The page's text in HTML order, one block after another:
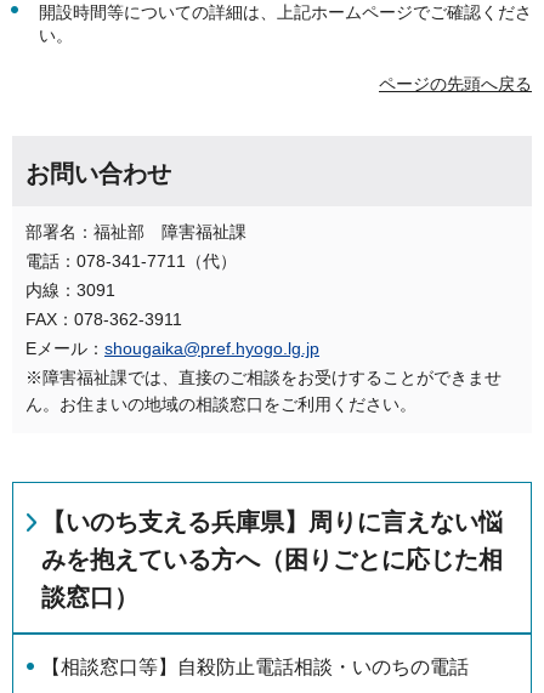
開設時間等についての詳細は、上記ホームページでご確認くださ
い。
ページの先頭へ戻る
お問い合わせ
部署名：福祉部 障害福祉課
電話：078-341-7711（代）
内線：3091
FAX：078-362-3911
Eメール： shougaika@pref.hyogo.lg.jp
※障害福祉課では、直接のご相談をお受けすることができませ
ん。お住まいの地域の相談窓口をご利用ください。
【いのち支える兵庫県】周りに言えない悩
みを抱えている方へ（困りごとに応じた相
談窓口）
【相談窓口等】自殺防止電話相談・いのちの電話